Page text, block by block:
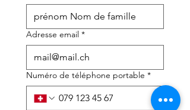
Adresse email *
Numéro de téléphone portable *